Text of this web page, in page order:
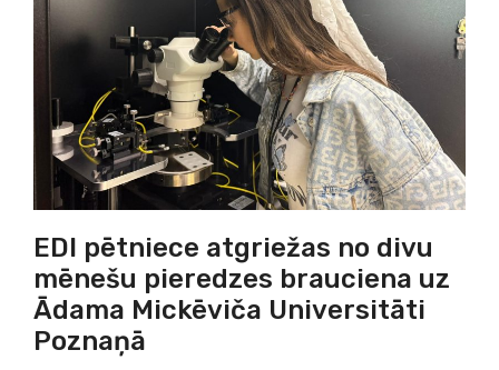
EDI pētniece atgriežas no divu
mēnešu pieredzes brauciena uz
Ādama Mickēviča Universitāti
Poznaņā